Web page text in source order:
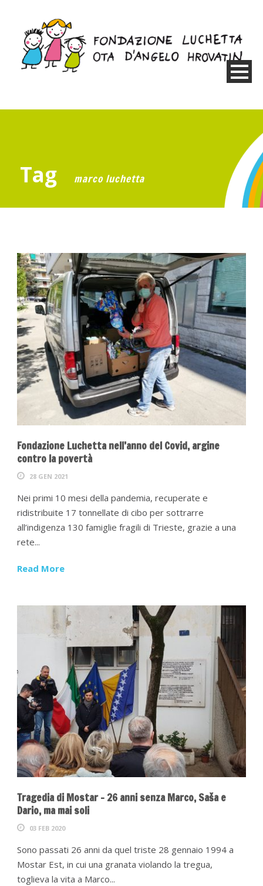
Tag marco luchetta
Fondazione Luchetta nell’anno del Covid, argine
contro la povertà
28 GEN 2021
Nei primi 10 mesi della pandemia, recuperate e
ridistribuite 17 tonnellate di cibo per sottrarre
all’indigenza 130 famiglie fragili di Trieste, grazie a una
rete...
Read More
Tragedia di Mostar – 26 anni senza Marco, Saša e
Dario, ma mai soli
03 FEB 2020
Sono passati 26 anni da quel triste 28 gennaio 1994 a
Mostar Est, in cui una granata violando la tregua,
toglieva la vita a Marco...